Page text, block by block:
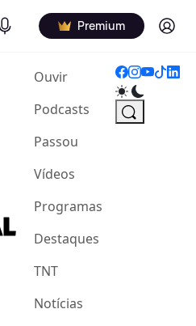
Podcasts Premium Log in
Ouvir(current)
Podcasts
Passou
Vídeos
Programas
Destaques
TNT
Notícias